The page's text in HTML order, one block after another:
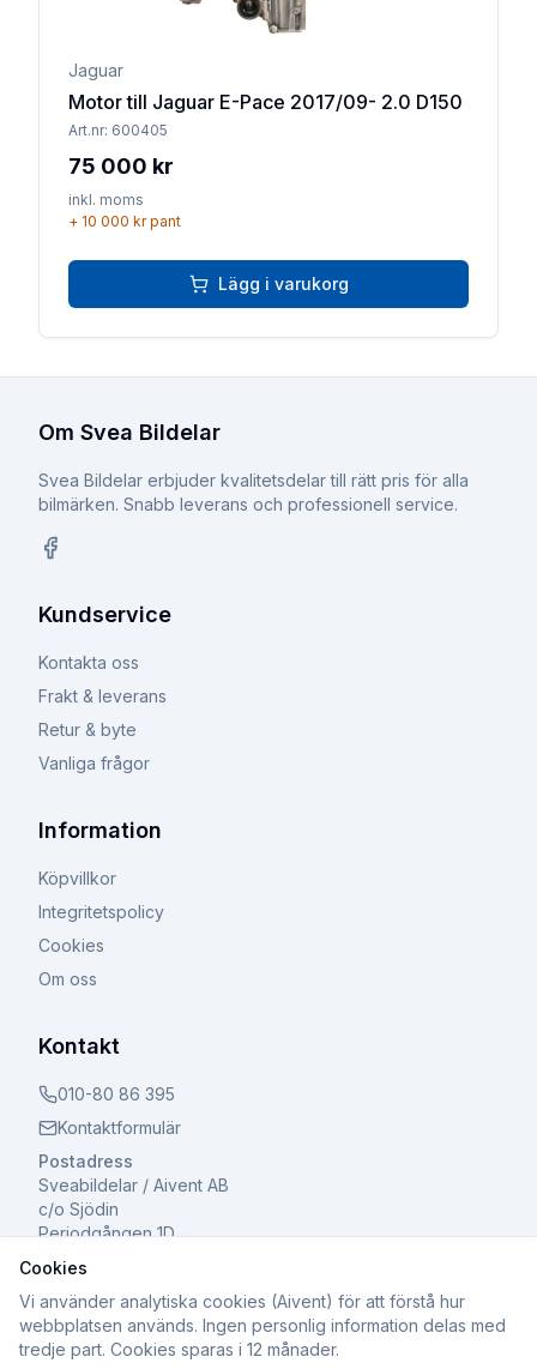
Jaguar
Motor till Jaguar E-Pace 2017/09- 2.0 D150
Art.nr: 600405
75 000 kr
inkl. moms
+ 10 000 krpant
Lägg i varukorg
Om Svea Bildelar
Svea Bildelar erbjuder kvalitetsdelar till rätt pris för alla
bilmärken. Snabb leverans och professionell service.
Kundservice
Kontakta oss
Frakt & leverans
Retur & byte
Vanliga frågor
Information
Köpvillkor
Integritetspolicy
Cookies
Om oss
Kontakt
010-80 86 395
Kontaktformulär
Postadress
Sveabildelar / Aivent AB
c/o Sjödin
Periodgången 1D
611 37 Nyköping
©2026Sveabildelar / Aivent AB. Alla rättigheter
Cookies
Vi använder analytiska cookies (Aivent) för att förstå hur
webbplatsen används. Ingen personlig information delas med
tredje part. Cookies sparas i 12 månader.